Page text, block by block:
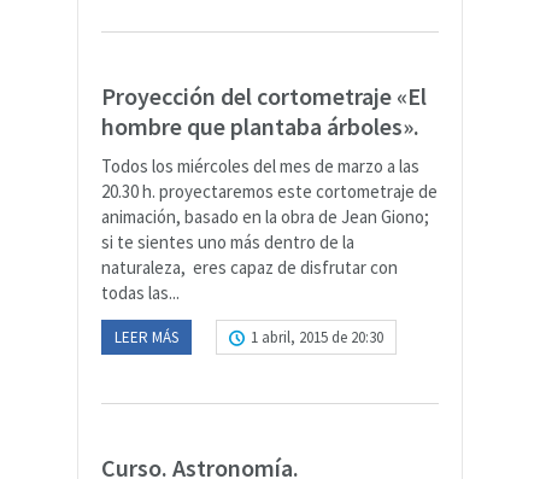
Proyección del cortometraje «El
hombre que plantaba árboles».
Todos los miércoles del mes de marzo a las
20.30 h. proyectaremos este cortometraje de
animación, basado en la obra de Jean Giono;
si te sientes uno más dentro de la
naturaleza, eres capaz de disfrutar con
todas las...
LEER MÁS 1 abril, 2015 de 20:30
Curso. Astronomía.